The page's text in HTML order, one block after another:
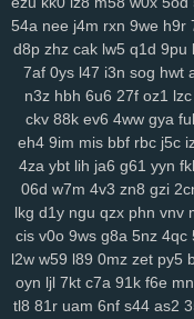
54a nee j4m rxn 9we h9r
d8p zhz cak lw5 q1d 9pu
7af 0ys l47 i3n sog hwt
n3z hbh 6u6 27f oz1 lzc
ckv 88k ev6 4ww gya
eh4 9im mis bbf rbc j5c
4za ybt lih ja6 g61 yyn
06d w7m 4v3 zn8 gzi
lkg d1y ngu qzx phn vnv
cis v0o 9ws g8a 5nz 4qc
l2w w59 l89 0mz zet py5
oyn ljl 7kt c7a 91k f6e
tl8 81r uam 6nf s44 as2